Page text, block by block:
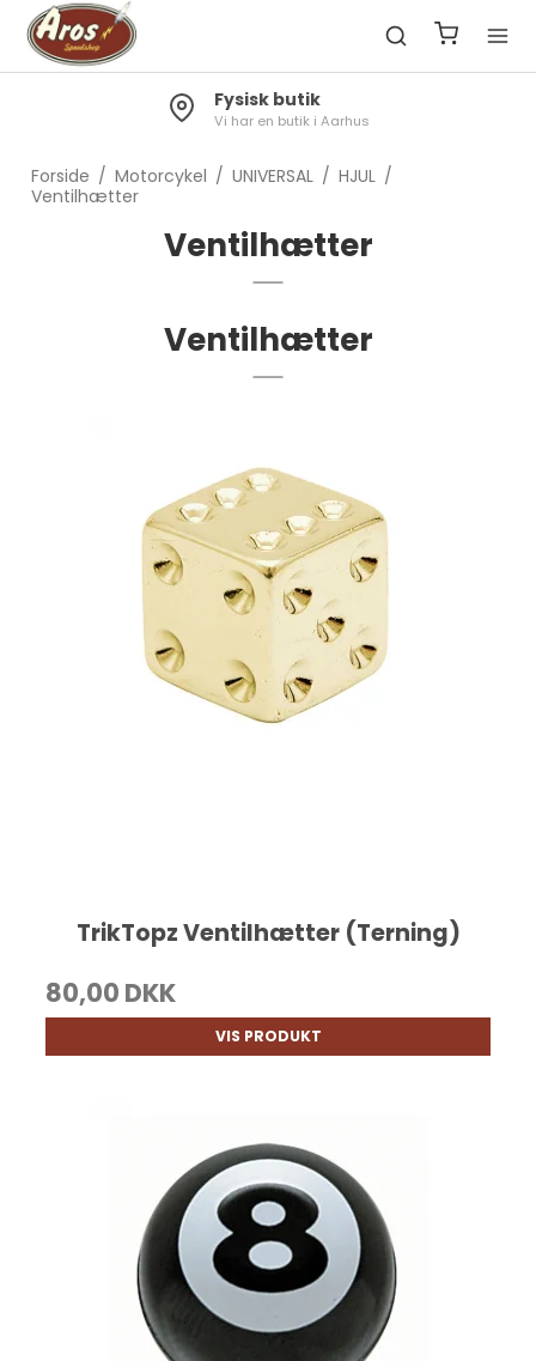
Fragt 49kr.
Gratis til pakkeshop ved køb over 1300kr.
Forside / Motorcykel / UNIVERSAL / HJUL /
Ventilhætter
Ventilhætter
Ventilhætter
TrikTopz Ventilhætter (Terning)
80,00 DKK
VIS PRODUKT